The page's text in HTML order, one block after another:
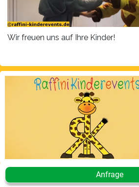
Wir freuen uns auf Ihre Kinder!
Anfrage